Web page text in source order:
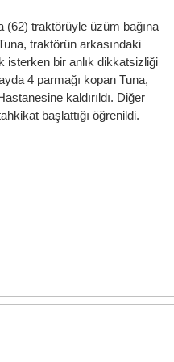
(62) traktörüyle üzüm bağına
traktörün arkasındaki
isterken bir anlık dikkatsizliği
4 parmağı kopan Tuna,
kaldırıldı. Diğer
başlattığı öğrenildi.